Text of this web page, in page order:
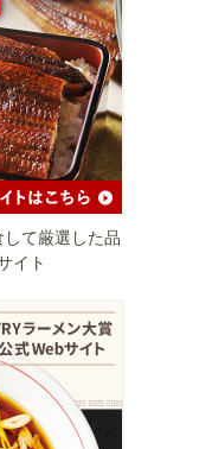
て厳選した品
イト